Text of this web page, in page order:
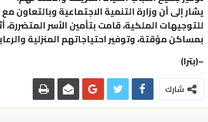
يشار إلى أن وزارة التنمية الاجتماعية وبالتعاون
للتوجيهات الملكية، قامت بتأمين الأسر المتضررة،
بمساكن مؤقتة، وتوفير احتياجاتهم المنزلية
–(بترا)
شارك